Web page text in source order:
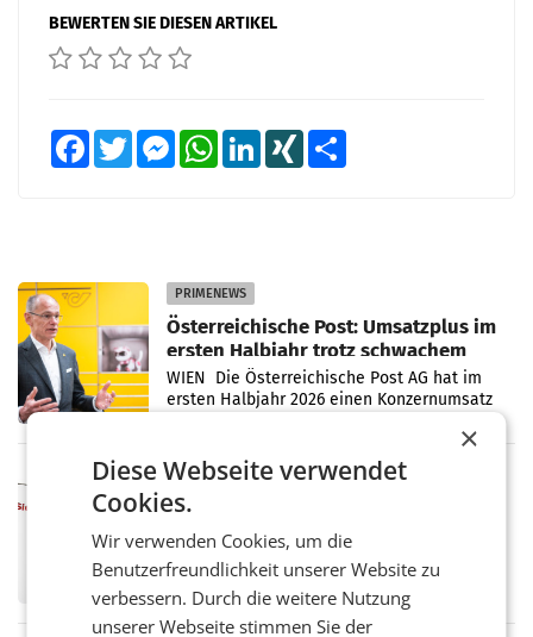
BEWERTEN SIE DIESEN ARTIKEL
FacebookTwitter MessengerWhatsAppLinkedInXING
PRIMENEWS
Österreichische Post: Umsatzplus im
ersten Halbjahr trotz schwachem
Briefgeschäft
WIEN Die Österreichische Post AG hat im
ersten Halbjahr 2026 einen Konzernumsatz
einem Plus von 3,8 Prozent gegenüber dem
Vergleichszeitraum
MARKETING & MEDIA
ProSiebenSat.1 spart und macht
überraschend viel Gewinn
UNTERFÖHRING/MAILAND/AMSTERDAM. Der
Fernsehkonzern ProSiebenSat.1 hat im
Frühjahr dank Kostensenkungen operativ
wieder Gewinn gemacht und die
×
Diese Webseite verwendet
Cookies.
Wir verwenden Cookies, um die
Benutzerfreundlichkeit unserer Website zu
verbessern. Durch die weitere Nutzung
unserer Webseite stimmen Sie der